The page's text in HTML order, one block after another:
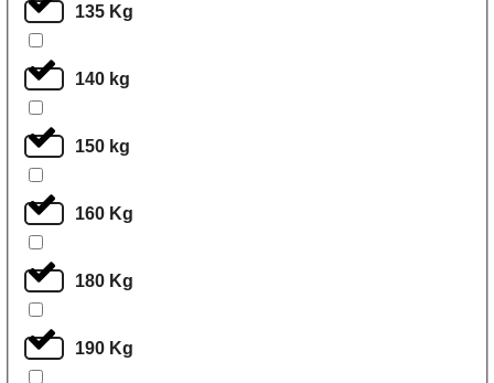
135 Kg
140 kg
150 kg
160 Kg
180 Kg
190 Kg